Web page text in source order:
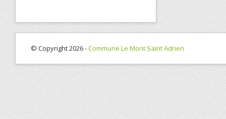
© Copyright 2026 -Commune Le Mont Saint Adrien